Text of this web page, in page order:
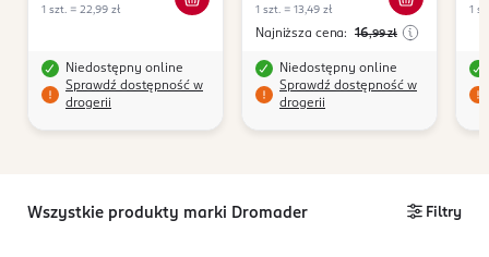
1 szt. = 22,99 zł
Niedostępny online
Sprawdź dostępność w
drogerii
1 szt. = 13,49 zł
Najniższa cena: 16,99 zł
Niedostępny online
Sprawdź dostępność w
drogerii
1
Wszystkie produkty marki Dromader Filtry